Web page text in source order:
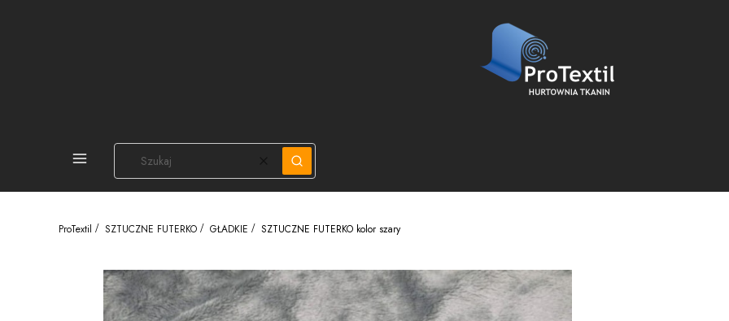
PEŁNA OFERTA
WyczyśćSzukaj
ProTextil SZTUCZNE FUTERKO GŁADKIE SZTUCZNE FUTERKO kolor szary